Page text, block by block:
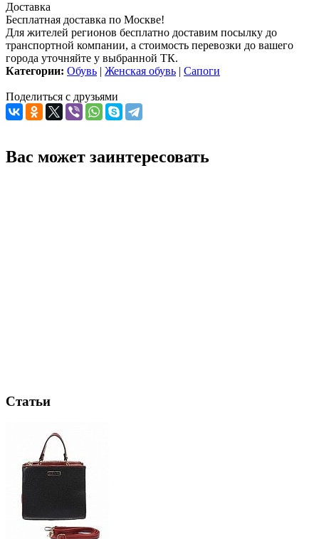
Доставка
Бесплатная доставка по Москве!
Для жителей регионов бесплатно доставим посылку до
транспортной компании, а стоимость перевозки до вашего
города уточняйте у выбранной ТК.
Категории: Обувь | Женская обувь | Сапоги
Поделиться с друзьями
Вас может заинтересовать
Статьи